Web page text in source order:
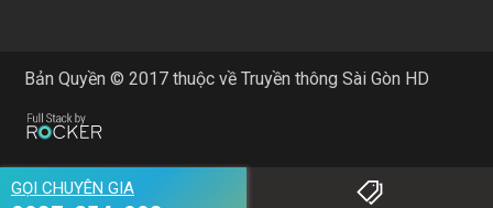
GỌI CHUYÊN GIA
Bản Quyền © 2017 thuộc về Truyền thông Sài Gòn HD